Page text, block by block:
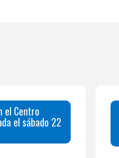
el Centro
el sábado 22